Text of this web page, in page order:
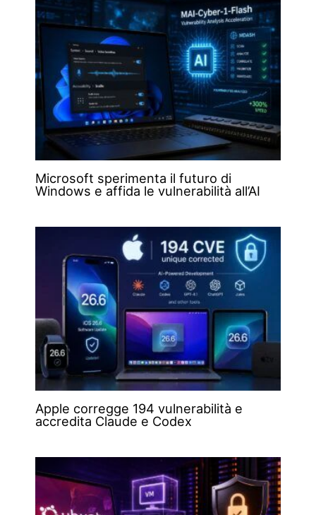
Microsoft sperimenta il futuro di
Windows e affida le vulnerabilità all’AI
Apple corregge 194 vulnerabilità e
accredita Claude e Codex